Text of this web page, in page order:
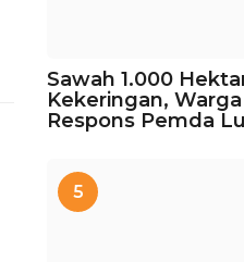
Sawah 1.000
Kekeringan,
Respons Pemda
5